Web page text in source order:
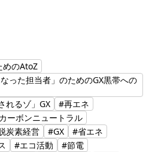
めのAtoZ
った担当者」のためのGX黒帯への
れるゾ」GX
#再エネ
ーボンニュートラル
炭素経営 #GX
#省エネ
#エコ活動
#節電